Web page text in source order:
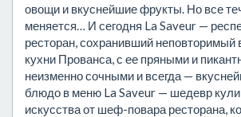
овощи и вкуснейшие фрукты. Но все
меняется… И сегодня La Saveur —
ресторан, сохранивший неповторимый
кухни Прованса, с ее пряными и
неизменно сочными и всегда —
блюдо в меню La Saveur — шедевр
искусства от шеф-повара ресторана,